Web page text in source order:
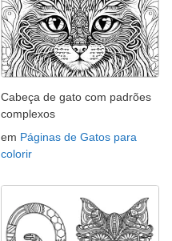
Cabeça de gato com padrões
complexos
em Páginas de Gatos para
colorir